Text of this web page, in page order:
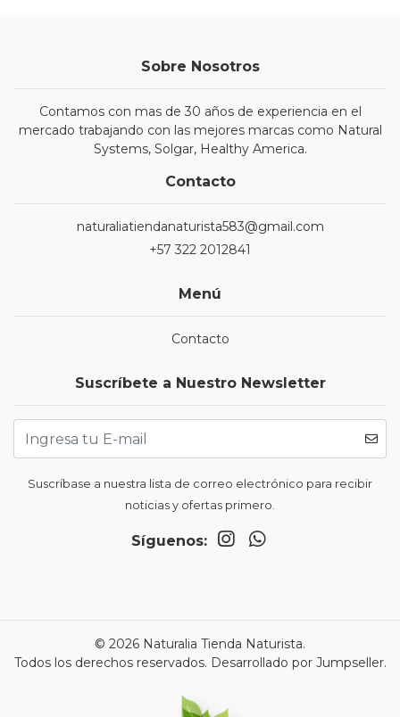
Sobre Nosotros
Contamos con mas de 30 años de experiencia en el
mercado trabajando con las mejores marcas como Natural
Systems, Solgar, Healthy America.
Contacto
naturaliatiendanaturista583@gmail.com
+57 322 2012841
Menú
Contacto
Suscríbete a Nuestro Newsletter
Suscríbase a nuestra lista de correo electrónico para recibir
noticias y ofertas primero.
Síguenos:
© 2026 Naturalia Tienda Naturista.
Todos los derechos reservados. Desarrollado por Jumpseller.